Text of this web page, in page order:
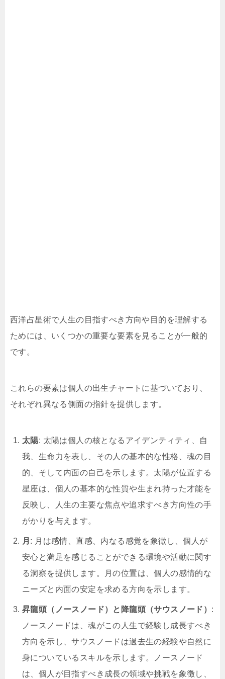
西洋占星術で人生の目指すべき方向や目的を理解する
ためには、いくつかの重要な要素を見ることが一般的
です。
これらの要素は個人の出生チャートに基づいており、
それぞれ異なる側面の指針を提供します。
太陽: 太陽は個人の核となるアイデンティティ、自
我、生命力を表し、その人の基本的な性格、魂の目
的、そして内面の自己を示します。太陽が位置する
星座は、個人の基本的な性質や生まれ持った才能を
反映し、人生の主要な焦点や追求すべき方向性の手
がかりを与えます。
月 : 月は感情、直感、内なる感覚を象徴し、個人が
安心と満足を感じることができる環境や活動に関す
る洞察を提供します。月の位置は、個人の感情的な
ニーズと内面の安定を求める方向を示します。
昇龍頭（ノースノード）と降龍頭（サウスノード） :
ノースノードは、魂がこの人生で経験し成長すべき
方向を示し、サウスノードは過去生の経験や自然に
身についているスキルを示します。ノースノード
は、個人が目指すべき成長の領域や挑戦を象徴し、